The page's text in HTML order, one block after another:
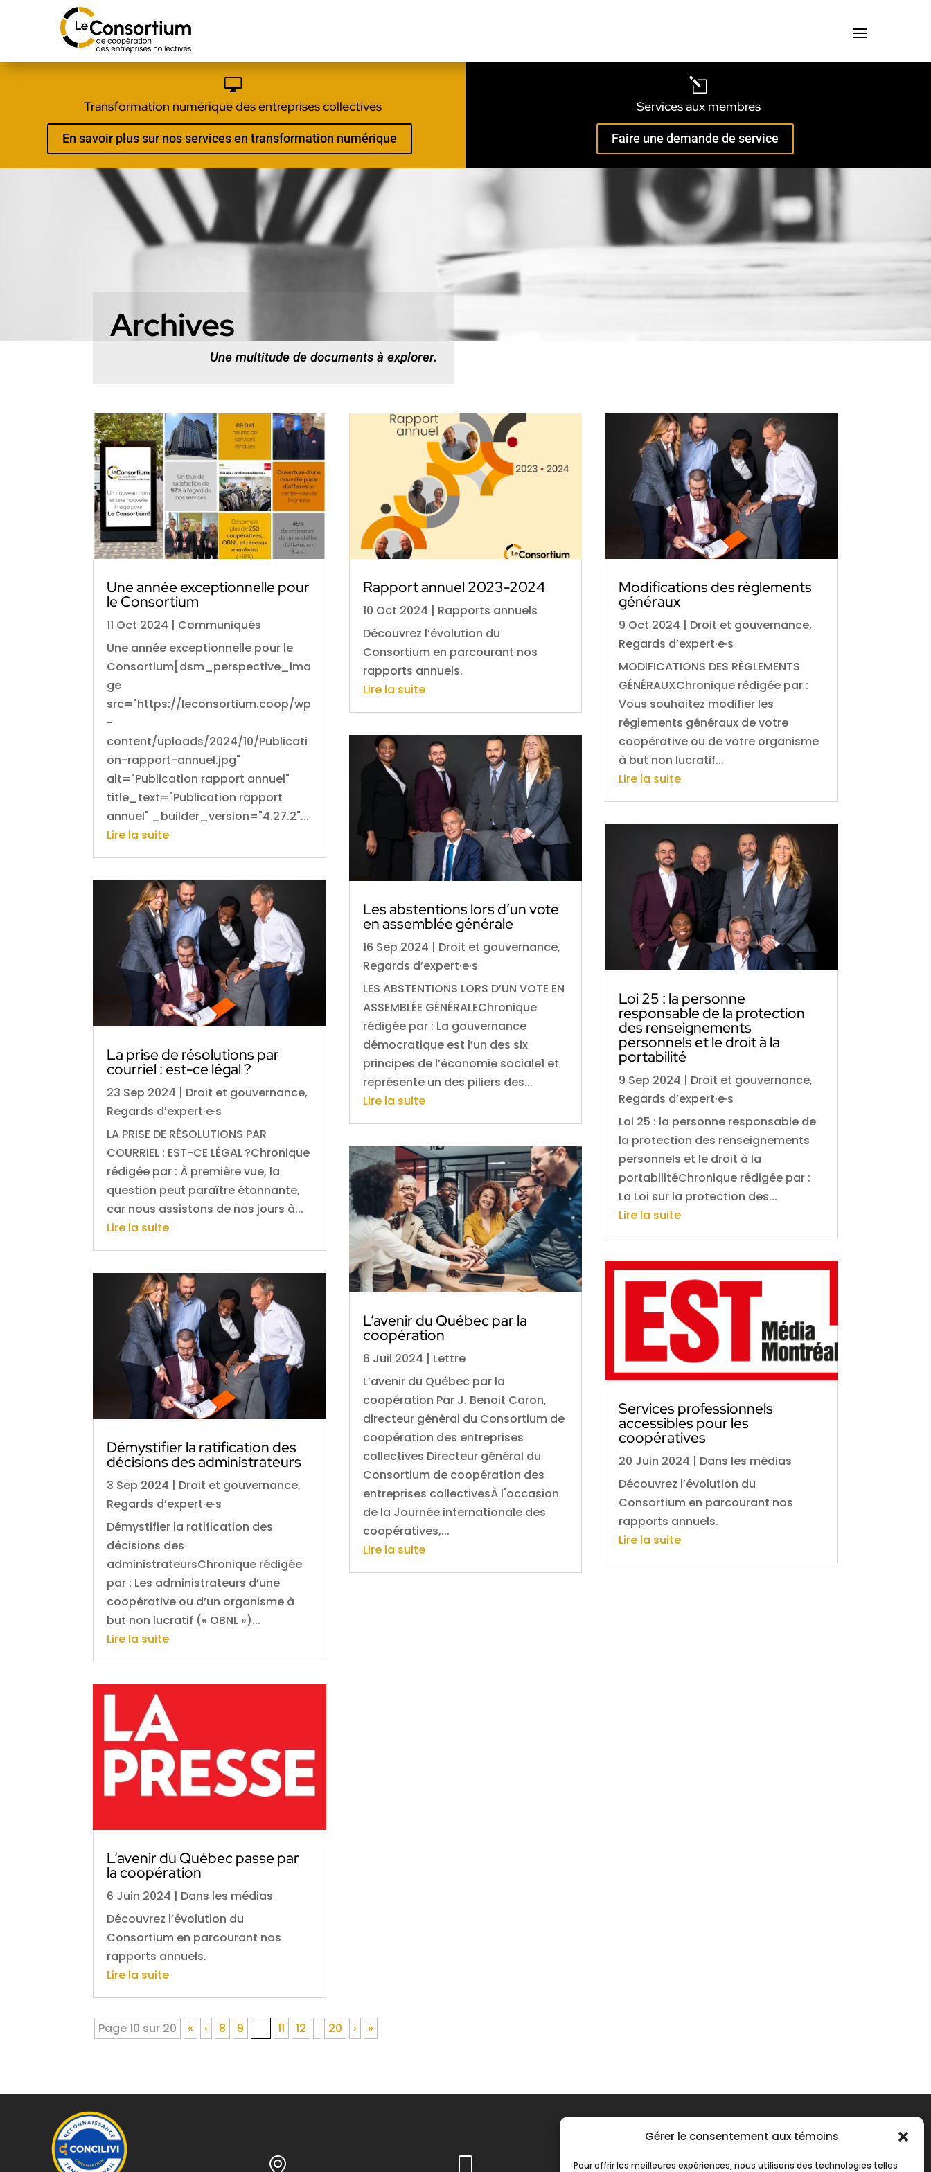
Gérer le consentement aux témoins
Pour offrir les meilleures expériences, nous utilisons des technologies telles

Transformation numérique des entreprises collectives
En savoir plus sur nos services en transformation numérique
l
Services aux membres
Faire une demande de service
Archives
Une multitude de documents à explorer.
Une année exceptionnelle pour
le Consortium
11 Oct 2024 | Communiqués
Une année exceptionnelle pour le
Consortium[dsm_perspective_ima
ge
src="https://leconsortium.coop/wp
-
content/uploads/2024/10/Publicati
on-rapport-annuel.jpg"
alt="Publication rapport annuel"
title_text="Publication rapport
annuel" _builder_version="4.27.2"...
Lire la suite
La prise de résolutions par
courriel : est-ce légal ?
23 Sep 2024 | Droit et gouvernance,
Regards d’expert·e·s
LA PRISE DE RÉSOLUTIONS PAR
COURRIEL : EST-CE LÉGAL ?Chronique
rédigée par : À première vue, la
question peut paraître étonnante,
car nous assistons de nos jours à...
Lire la suite
Démystifier la ratification des
décisions des administrateurs
3 Sep 2024 | Droit et gouvernance,
Regards d’expert·e·s
Démystifier la ratification des
décisions des
administrateursChronique rédigée
par : Les administrateurs d’une
coopérative ou d’un organisme à
but non lucratif (« OBNL »)...
Lire la suite
L’avenir du Québec passe par
la coopération
6 Juin 2024 | Dans les médias
Découvrez l’évolution du
Consortium en parcourant nos
rapports annuels.
Lire la suite
Rapport annuel 2023-2024
10 Oct 2024 | Rapports annuels
Découvrez l’évolution du
Consortium en parcourant nos
rapports annuels.
Lire la suite
Les abstentions lors d’un vote
en assemblée générale
16 Sep 2024 | Droit et gouvernance,
Regards d’expert·e·s
LES ABSTENTIONS LORS D’UN VOTE EN
ASSEMBLÉE GÉNÉRALEChronique
rédigée par : La gouvernance
démocratique est l’un des six
principes de l’économie sociale1 et
représente un des piliers des...
Lire la suite
L’avenir du Québec par la
coopération
6 Juil 2024 | Lettre
L’avenir du Québec par la
coopération Par J. Benoit Caron,
directeur général du Consortium de
coopération des entreprises
collectives Directeur général du
Consortium de coopération des
entreprises collectivesÀ l'occasion
de la Journée internationale des
coopératives,...
Lire la suite
Modifications des règlements
généraux
9 Oct 2024 | Droit et gouvernance,
Regards d’expert·e·s
MODIFICATIONS DES RÈGLEMENTS
GÉNÉRAUXChronique rédigée par :
Vous souhaitez modifier les
règlements généraux de votre
coopérative ou de votre organisme
à but non lucratif...
Lire la suite
Loi 25 : la personne
responsable de la protection
des renseignements
personnels et le droit à la
portabilité
9 Sep 2024 | Droit et gouvernance,
Regards d’expert·e·s
Loi 25 : la personne responsable de
la protection des renseignements
personnels et le droit à la
portabilitéChronique rédigée par :
La Loi sur la protection des...
Lire la suite
Services professionnels
accessibles pour les
coopératives
20 Juin 2024 | Dans les médias
Découvrez l’évolution du
Consortium en parcourant nos
rapports annuels.
Lire la suite
Page 10 sur 20 « ‹ 8 9 11 12 20 › »